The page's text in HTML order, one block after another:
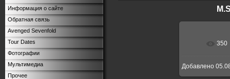
Информация о сайте
Обратная связь
Avenged Sevenfold
Tour Dates
Фотографии
Мультимедиа
Прочее
В 350
Добавлено